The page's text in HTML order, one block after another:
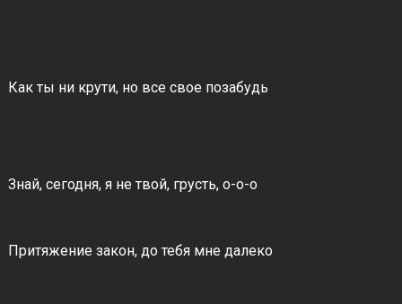
Как ты ни крути, но все свое позабудь
Знай, сегодня, я не твой, грусть, о-о-о
Притяжение закон, до тебя мне далеко